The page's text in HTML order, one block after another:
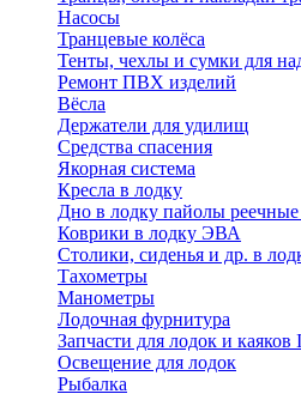
Насосы
Транцевые колёса
Тенты, чехлы и сумки для
Ремонт ПВХ изделий
Вёсла
Держатели для удилищ
Средства спасения
Якорная система
Кресла в лодку
Дно в лодку пайолы реечные
Коврики в лодку ЭВА
Столики, сиденья и др. в
Тахометры
Манометры
Лодочная фурнитура
Запчасти для лодок и каяков
Освещение для лодок
Рыбалка